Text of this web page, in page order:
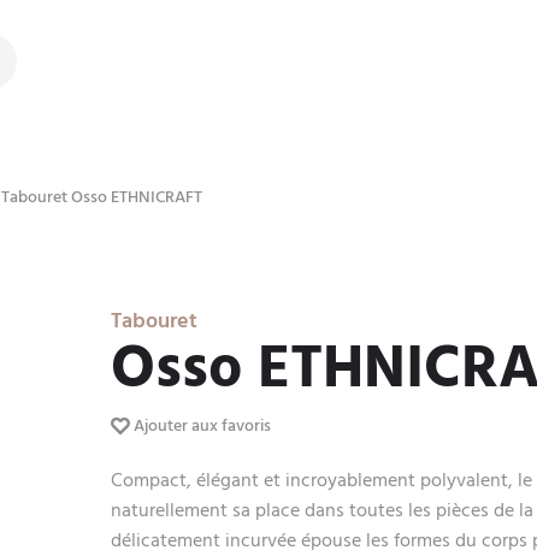
Tabouret Osso ETHNICRAFT
Tabouret
Osso
Ajouter aux favoris
Compact, élégant et incroyablement polyvalent, le
naturellement sa place dans toutes les pièces de la
délicatement incurvée épouse les formes du